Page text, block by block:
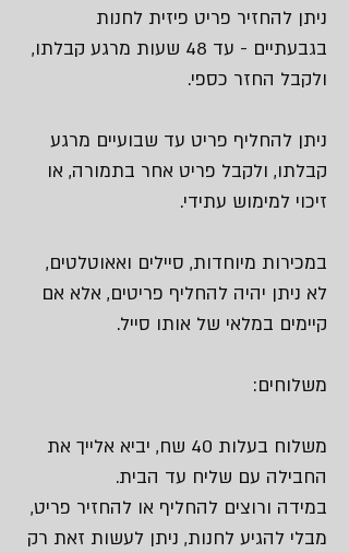
ניתן להחזיר פריט פיזית לחנות
בגבעתיים - עד 48 שעות מרגע קבלתו,
ולקבל החזר כספי.
ניתן להחליף פריט עד שבועיים מרגע
קבלתו, ולקבל פריט אחר בתמורה, או
זיכוי למימוש עתידי.
במכירות מיוחדות, סיילים ואאוטלטים,
לא ניתן יהיה להחליף פריטים, אלא אם
קיימים במלאי של אותו סייל.
משלוחים:
משלוח בעלות 40 שח, יביא אלייך את
החבילה עם שליח עד הבית.
במידה ורוצים להחליף או להחזיר פריט,
מבלי להגיע לחנות, ניתן לעשות זאת רק